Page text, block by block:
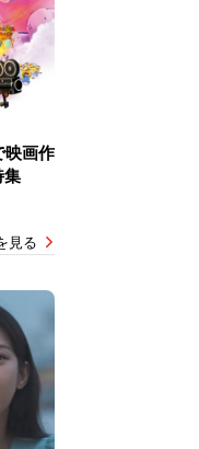
映画作
集
見る